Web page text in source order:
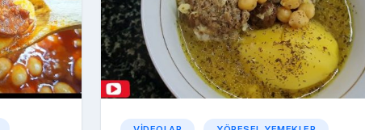
s
ni
ki